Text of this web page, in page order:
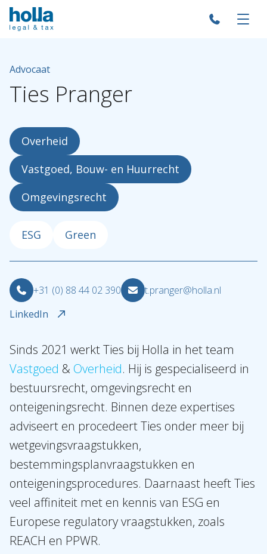
Over Holla
Onze mensen
Expertises
Internationaal
Advocaat
Ties Pranger
Overheid
Vastgoed, Bouw- en Huurrecht
Omgevingsrecht
ESG Green
+31 (0) 88 44 02 390
t.pranger@holla.nl
LinkedIn
Sinds 2021 werkt Ties bij Holla in het team
Vastgoed & Overheid. Hij is gespecialiseerd in
bestuursrecht, omgevingsrecht en
onteigeningsrecht. Binnen deze expertises
adviseert en procedeert Ties onder meer bij
wetgevingsvraagstukken,
bestemmingsplanvraagstukken en
onteigeningsprocedures. Daarnaast heeft Ties
veel affiniteit met en kennis van ESG en
Europese regulatory vraagstukken, zoals
REACH en PPWR.